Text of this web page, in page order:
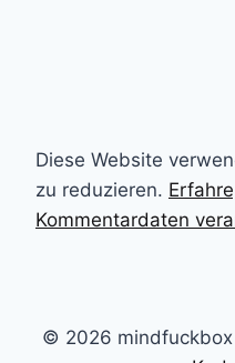
Diese Website
zu reduzieren.
Kommentardaten
© 2026 mindfuckbox